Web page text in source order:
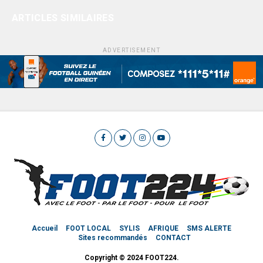
ADVERTISEMENT
Accueil FOOT LOCAL SYLIS AFRIQUE
SMS ALERTE
Sites recommandés
CONTACT
Copyright © 2024 FOOT224.